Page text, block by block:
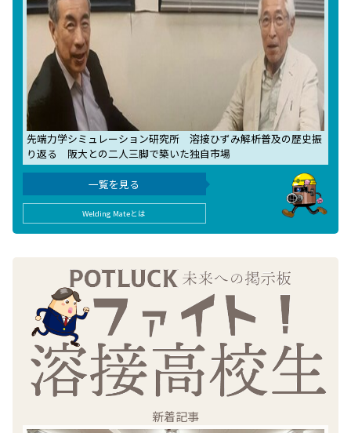
先端力学シミュレーション研究所 溶接ひずみ解析普及の歴史振
り返る 阪大との二人三脚で築いた独自市場
一覧を見る
Welding Mateとは
新着記事